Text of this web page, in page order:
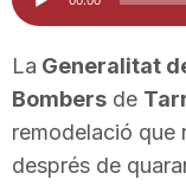
i
u
t
d'àudio
La Generalitat
Bombers de
remodelació que
després de